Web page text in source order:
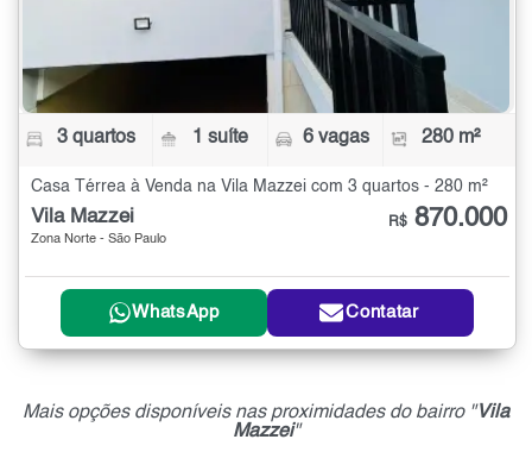
3 quartos 1 suíte 6 vagas 280 m²
Casa Térrea à Venda na Vila Mazzei com 3 quartos - 280 m²
Vila Mazzei
Zona Norte - São Paulo
R$ 870.000
WhatsApp Contatar
Mais opções disponíveis nas proximidades do bairro "Vila
Mazzei"